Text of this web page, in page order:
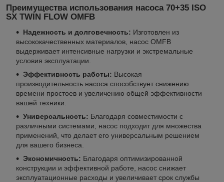
Преимущества использования насоса 70+35 ISO
SX TWIN FLOW OMFB
Надежность и долговечность: Изготовлен из
высококачественных материалов, насос OMFB
выдерживает интенсивные нагрузки и экстремальные
условия эксплуатации.
Эффективность работы: Высокая
производительность насоса способствует снижению
времени простоев и увеличению общей эффективности
вашей техники.
Универсальность: Благодаря совместимости с
различными системами, насос подходит для множества
применений, что делает его универсальным решением
для вашего бизнеса.
Экономичность: Благодаря оптимизированной
конструкции и эффективной работе, насос снижает
эксплуатационные расходы и увеличивает срок службы